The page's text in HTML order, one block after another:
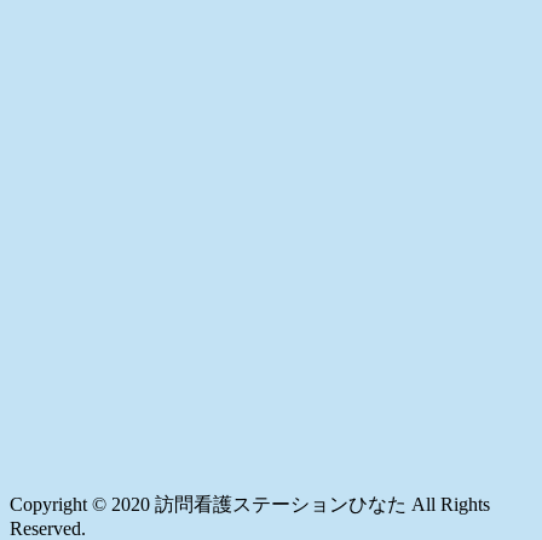
Copyright © 2020 訪問看護ステーションひなた All Rights
Reserved.